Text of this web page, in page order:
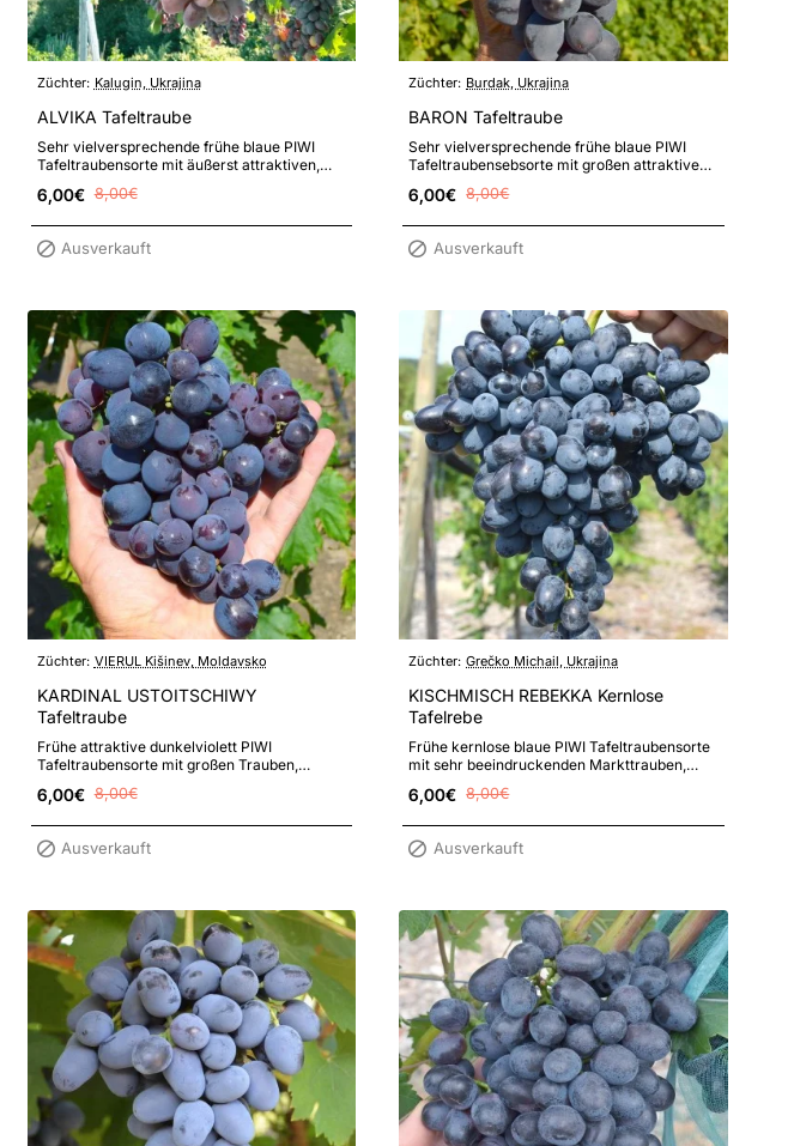
Züchter: Kalugin, Ukrajina
ALVIKA Tafeltraube
Sehr vielversprechende frühe blaue PIWI
Tafeltraubensorte mit äußerst attraktiven,
eleganten Trauben von hohem Marktwert..
6,00€ 8,00€
Ausverkauft
Züchter: Burdak, Ukrajina
BARON Tafeltraube
Sehr vielversprechende frühe blaue PIWI
Tafeltraubensebsorte mit großen attraktiven
Markttrauben, sehr großen Beeren mit..
6,00€ 8,00€
Ausverkauft
Züchter: VIERUL Kišinev, Moldavsko
KARDINAL USTOITSCHIWY
Tafeltraube
Frühe attraktive dunkelviolett PIWI
Tafeltraubensorte mit großen Trauben,
hoher F..
6,00€ 8,00€
Ausverkauft
Züchter: Grečko Michail, Ukrajina
KISCHMISCH REBEKKA Kernlose
Tafelrebe
Frühe kernlose blaue PIWI Tafeltraubensorte
mit sehr beeindruckenden Markttrauben,
6,00€ 8,00€
Ausverkauft